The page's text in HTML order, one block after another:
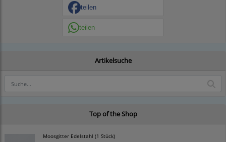
teilen
teilen
Artikelsuche
Top of the Shop
Moosgitter Edelstahl (1 Stück)